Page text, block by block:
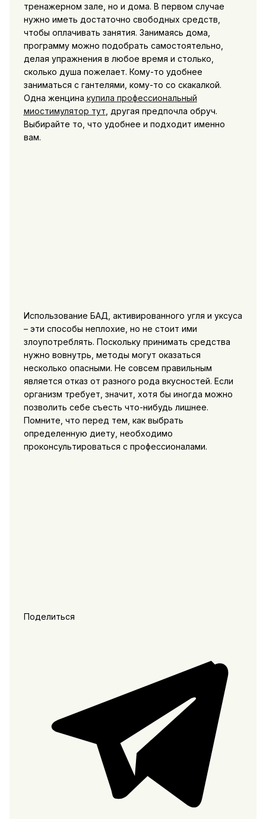
тренажерном зале, но и дома. В первом случае
нужно иметь достаточно свободных средств,
чтобы оплачивать занятия. Занимаясь дома,
программу можно подобрать самостоятельно,
делая упражнения в любое время и столько,
сколько душа пожелает. Кому-то удобнее
заниматься с гантелями, кому-то со скакалкой.
Одна женцина купила профессиональный
миостимулятор тут , другая предпочла обруч.
Выбирайте то, что удобнее и подходит именно
вам.
Использование БАД, активированного угля и уксуса
– эти способы неплохие, но не стоит ими
злоупотреблять. Поскольку принимать средства
нужно вовнутрь, методы могут оказаться
несколько опасными. Не совсем правильным
является отказ от разного рода вкусностей. Если
организм требует, значит, хотя бы иногда можно
позволить себе съесть что-нибудь лишнее.
Помните, что перед тем, как выбрать
определенную диету, необходимо
проконсультироваться с профессионалами.
Поделиться